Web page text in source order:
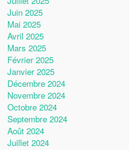
Juin 2025
Mai 2025
Avril 2025
Mars 2025
Février 2025
Janvier 2025
Décembre 2024
Novembre 2024
Octobre 2024
Septembre 2024
Août 2024
Juillet 2024